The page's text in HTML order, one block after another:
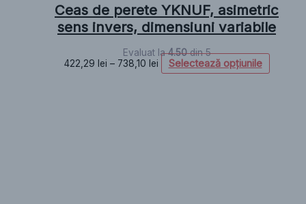
Ceas de perete YKNUF, asimetric
sens invers, dimensiuni variabile
Evaluat la4.50din 5
422,29 lei – 738,10 lei Selectează opțiunile